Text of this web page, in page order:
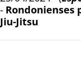
- Rondonienses
Jiu-Jitsu